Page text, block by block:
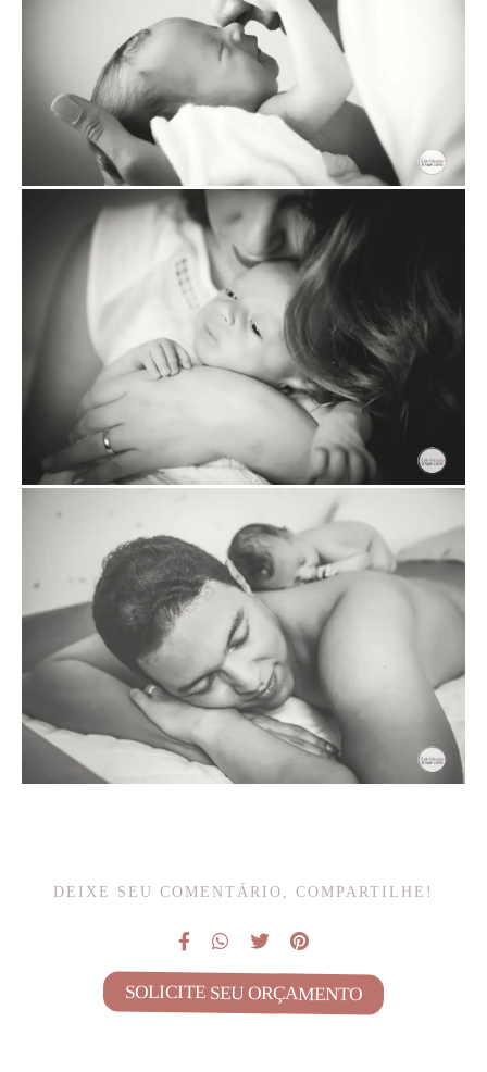
DEIXE SEU COMENTÁRIO, COMPARTILHE!
SOLICITE SEU ORÇAMENTO